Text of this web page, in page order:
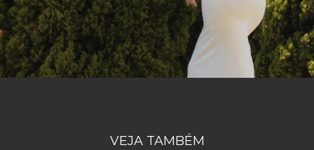
VEJA TAMBÉM